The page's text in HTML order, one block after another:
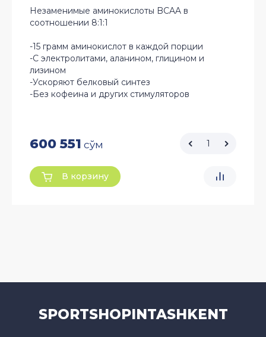
Незаменимые аминокислоты BCAA в
соотношении 8:1:1
-15 грамм аминокислот в каждой порции
-С электролитами, аланином, глицином и
лизином
-Ускоряют белковый синтез
-Без кофеина и других стимуляторов
600 551 сўм
В корзину
SPORTSHOPINTASHKENT